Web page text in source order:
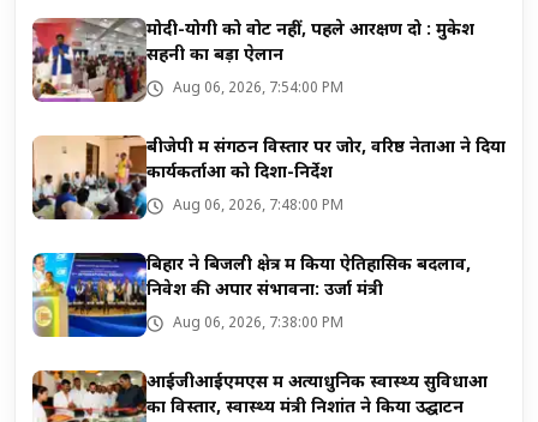
मोदी-योगी को वोट नहीं, पहले आरक्षण दो : मुकेश
सहनी का बड़ा ऐलान
Aug 06, 2026, 7:54:00 PM
बीजेपी में संगठन विस्तार पर जोर, वरिष्ठ नेताओं ने दिया
कार्यकर्ताओं को दिशा-निर्देश
Aug 06, 2026, 7:48:00 PM
बिहार ने बिजली क्षेत्र में किया ऐतिहासिक बदलाव,
निवेश की अपार संभावना: उर्जा मंत्री
Aug 06, 2026, 7:38:00 PM
आईजीआईएमएस में अत्याधुनिक स्वास्थ्य सुविधाओं
का विस्तार, स्वास्थ्य मंत्री निशांत ने किया उद्घाटन